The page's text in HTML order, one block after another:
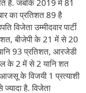
हैं. जबकि 2019 में 81
का प्रतिशत 89 है
विजेता उम्मीदवार पार्टी
बीजेपी के 21 में से 20
93 प्रतिशत, आरजेडी
के 2 में से 2 यानि शत
के विजयी 1 प्रत्याशी
है. विजेता